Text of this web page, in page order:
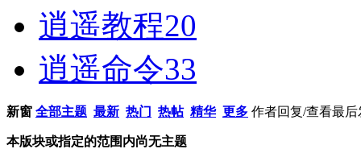
逍遥教程20
逍遥命令33
新窗 全部主题 最新 热门 热帖 精华 更多 作者回复/查看最后
本版块或指定的范围内尚无主题